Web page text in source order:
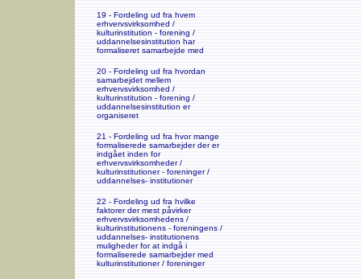
19 - Fordeling ud fra hvem
erhvervsvirksomhed /
kulturinstitution - forening /
uddannelsesinstitution har
formaliseret samarbejde med
20 - Fordeling ud fra hvordan
samarbejdet mellem
erhvervsvirksomhed /
kulturinstitution - forening /
uddannelsesinstitution er
organiseret
21 - Fordeling ud fra hvor mange
formaliserede samarbejder der er
indgået inden for
erhvervsvirksomheder /
kulturinstitutioner - foreninger /
uddannelses- institutioner
22 - Fordeling ud fra hvilke
faktorer der mest påvirker
erhvervsvirksomhedens /
kulturinstitutionens - foreningens /
uddannelses- institutionens
muligheder for at indgå i
formaliserede samarbejder med
kulturinstitutioner / foreninger